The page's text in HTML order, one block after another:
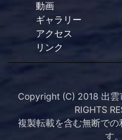
動画
ギャラリー
アクセス
リンク
Copyright (C) 2018 出雲
RIGHTS
複製転載を含む無断での
す。